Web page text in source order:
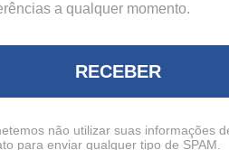
a qualquer momento.
RECEBER
não utilizar suas informações
para enviar qualquer tipo de SPAM.